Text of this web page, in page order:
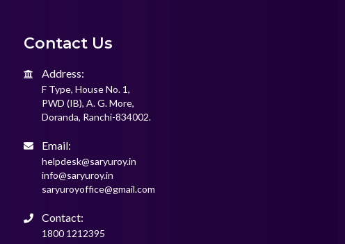
Contact Us
Address:
F Type, House No. 1,
PWD (IB), A. G. More,
Doranda, Ranchi-834002.
Email:
helpdesk@saryuroy.in
info@saryuroy.in
saryuroyoffice@gmail.com
Contact:
1800 1212395